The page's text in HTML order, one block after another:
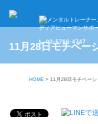
03-5766-4747
11月28日モチベー
HOME > 11月28日モチベー